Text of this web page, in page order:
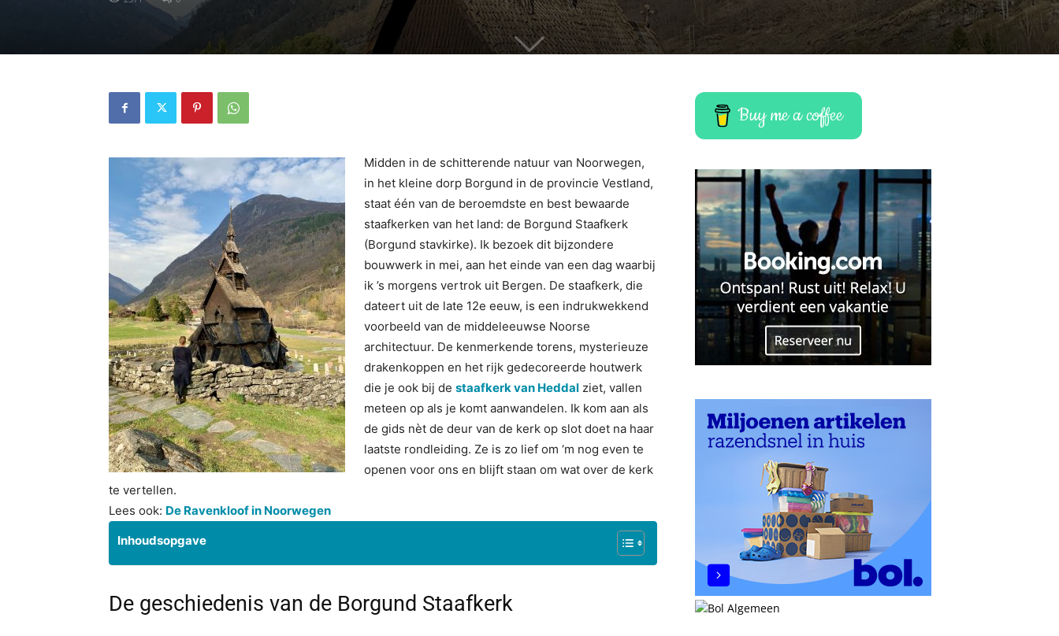
Midden in de schitterende natuur van Noorwegen,
in het kleine dorp Borgund in de provincie Vestland,
staat één van de beroemdste en best bewaarde
staafkerken van het land: de Borgund Staafkerk
(Borgund stavkirke). Ik bezoek dit bijzondere
bouwwerk in mei, aan het einde van een dag waarbij
ik ’s morgens vertrok uit Bergen. De staafkerk, die
dateert uit de late 12e eeuw, is een indrukwekkend
voorbeeld van de middeleeuwse Noorse
architectuur. De kenmerkende torens, mysterieuze
drakenkoppen en het rijk gedecoreerde houtwerk
die je ook bij de staafkerk van Heddal ziet, vallen
meteen op als je komt aanwandelen. Ik kom aan als
de gids nèt de deur van de kerk op slot doet na haar
laatste rondleiding. Ze is zo lief om ‘m nog even te
openen voor ons en blijft staan om wat over de kerk
te vertellen.
Lees ook: De Ravenkloof in Noorwegen
Inhoudsopgave
De geschiedenis van de Borgund Staafkerk
Buy me a coffee